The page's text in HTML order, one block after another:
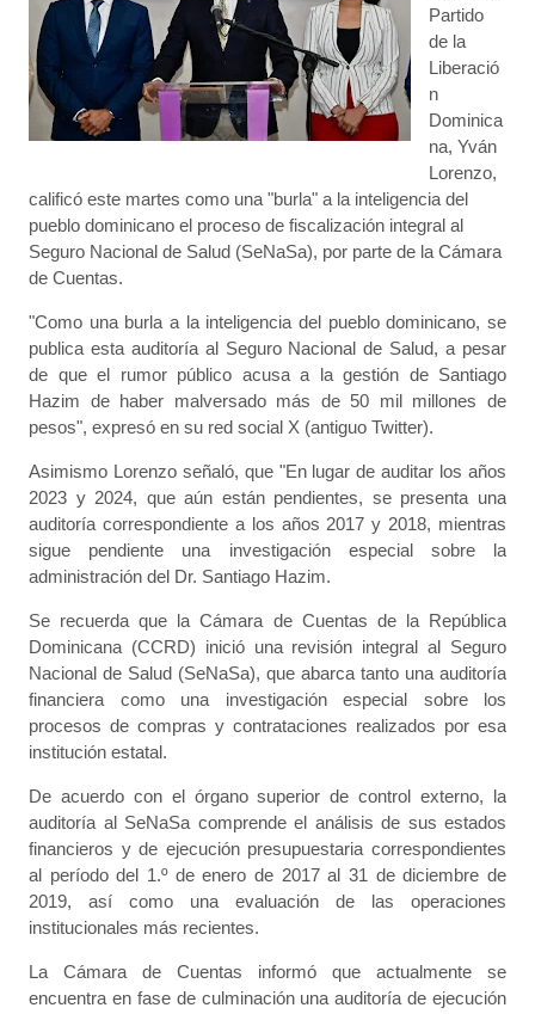
Partido
de la
Liberació
n
Dominica
na, Yván
Lorenzo,
calificó este martes como una "burla" a la inteligencia del
pueblo dominicano el proceso de fiscalización integral al
Seguro Nacional de Salud (SeNaSa), por parte de la Cámara
de Cuentas.
"Como una burla a la inteligencia del pueblo dominicano, se
publica esta auditoría al Seguro Nacional de Salud, a pesar
de que el rumor público acusa a la gestión de Santiago
Hazim de haber malversado más de 50 mil millones de
pesos", expresó en su red social X (antiguo Twitter).
Asimismo Lorenzo señaló, que "En lugar de auditar los años
2023 y 2024, que aún están pendientes, se presenta una
auditoría correspondiente a los años 2017 y 2018, mientras
sigue pendiente una investigación especial sobre la
administración del Dr. Santiago Hazim.
Se recuerda que la Cámara de Cuentas de la República
Dominicana (CCRD) inició una revisión integral al Seguro
Nacional de Salud (SeNaSa), que abarca tanto una auditoría
financiera como una investigación especial sobre los
procesos de compras y contrataciones realizados por esa
institución estatal.
De acuerdo con el órgano superior de control externo, la
auditoría al SeNaSa comprende el análisis de sus estados
financieros y de ejecución presupuestaria correspondientes
al período del 1.º de enero de 2017 al 31 de diciembre de
2019, así como una evaluación de las operaciones
institucionales más recientes.
La Cámara de Cuentas informó que actualmente se
encuentra en fase de culminación una auditoría de ejecución